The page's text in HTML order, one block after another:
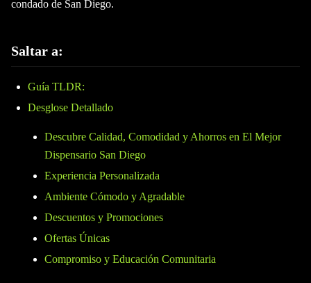
condado de San Diego.
Saltar a:
Guía TLDR:
Desglose Detallado
Descubre Calidad, Comodidad y Ahorros en El Mejor
Dispensario San Diego
Experiencia Personalizada
Ambiente Cómodo y Agradable
Descuentos y Promociones
Ofertas Únicas
Compromiso y Educación Comunitaria